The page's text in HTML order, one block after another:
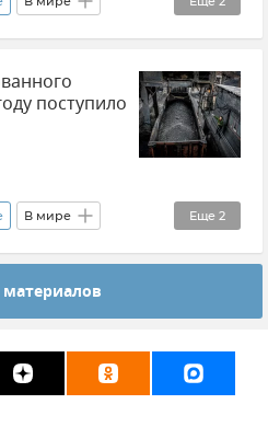
поступило
Еще 2
В мире